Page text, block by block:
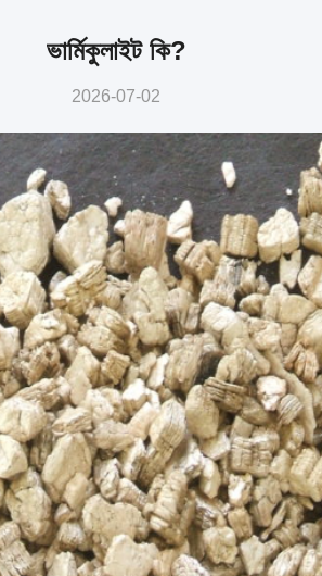
ভার্মিকুলাইট কি?
2026-07-02